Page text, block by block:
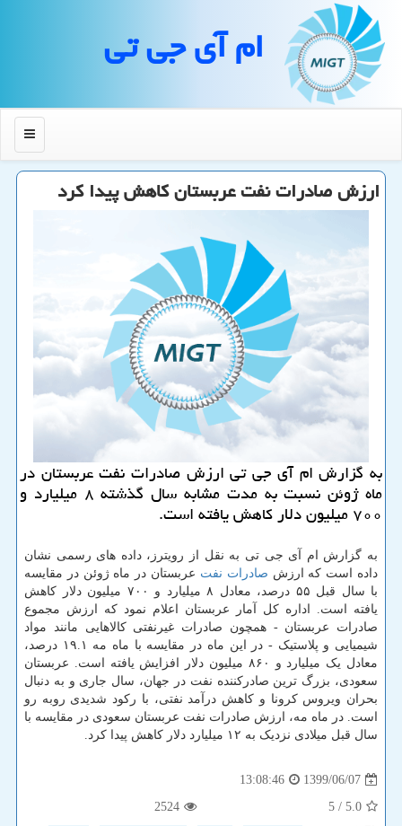
ام آی جی تی
منو
ارزش صادرات نفت عربستان كاهش پیدا كرد
به گزارش ام آی جی تی ارزش صادرات نفت عربستان در
ماه ژوئن نسبت به مدت مشابه سال گذشته ۸ میلیارد و
۷۰۰ میلیون دلار كاهش یافته است.
به گزارش ام آی جی تی به نقل از رویترز، داده های رسمی نشان
داده است که ارزش صادرات نفت عربستان در ماه ژوئن در مقایسه
با سال قبل ۵۵ درصد، معادل ۸ میلیارد و ۷۰۰ میلیون دلار کاهش
یافته است. اداره کل آمار عربستان اعلام نمود که ارزش مجموع
صادرات عربستان - همچون صادرات غیرنفتی کالاهایی مانند مواد
شیمیایی و پلاستیک - در این ماه در مقایسه با ماه مه ۱۹.۱ درصد،
معادل یک میلیارد و ۸۶۰ میلیون دلار افزایش یافته است. عربستان
سعودی، بزرگ ترین صادرکننده نفت در جهان، سال جاری و به دنبال
بحران ویروس کرونا و کاهش درآمد نفتی، با رکود شدیدی روبه رو
است. در ماه مه، ارزش صادرات نفت عربستان سعودی در مقایسه با
سال قبل میلادی نزدیک به ۱۲ میلیارد دلار کاهش پیدا کرد.
1399/06/07
13:08:46
5.0
/ 5
2524